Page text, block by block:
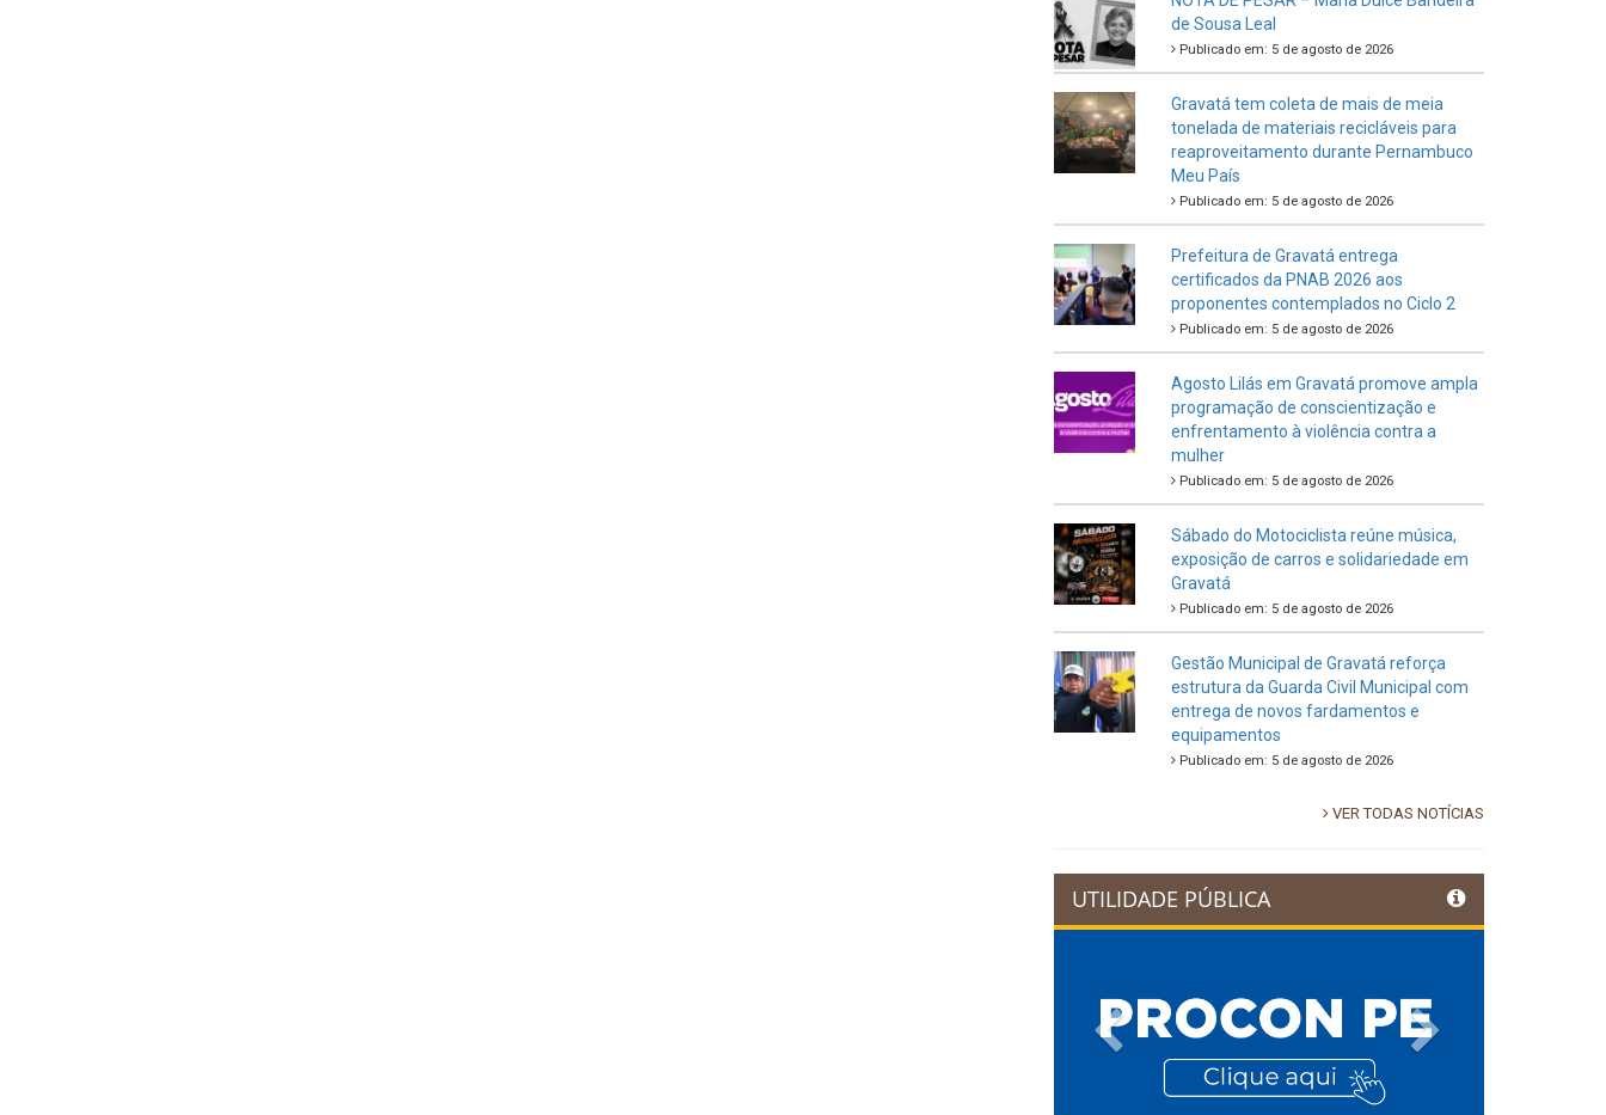
de Sousa Leal
Publicado em: 5 de agosto de 2026
Gravatá tem coleta de mais de meia
tonelada de materiais recicláveis para
reaproveitamento durante Pernambuco
Meu País
Publicado em: 5 de agosto de 2026
Prefeitura de Gravatá entrega
certificados da PNAB 2026 aos
proponentes contemplados no Ciclo 2
Publicado em: 5 de agosto de 2026
Agosto Lilás em Gravatá promove ampla
programação de conscientização e
enfrentamento à violência contra a
mulher
Publicado em: 5 de agosto de 2026
Sábado do Motociclista reúne música,
exposição de carros e solidariedade em
Gravatá
Publicado em: 5 de agosto de 2026
Gestão Municipal de Gravatá reforça
estrutura da Guarda Civil Municipal com
entrega de novos fardamentos e
equipamentos
Publicado em: 5 de agosto de 2026
VER TODAS NOTÍCIAS
UTILIDADE PÚBLICA
Previous